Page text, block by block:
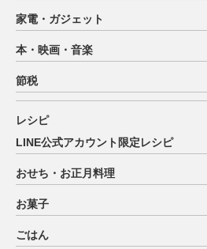
家電・ガジェット
本・映画・音楽
節税
レシピ
LINE公式アカウント限定レシピ
おせち・お正月料理
お菓子
ごはん